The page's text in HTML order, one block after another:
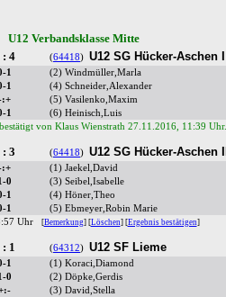
Verbandsklasse Mitte
: 4 (64418) U12 SG Hücker-Aschen I
1 (2) Windmüller,Marla
1 (4) Schneider,Alexander
:+ (5) Vasilenko,Maxim
1 (6) Heinisch,Luis
von Klaus Wienstrath 27.11.2016, 11:39 Uhr.
: 3 (64418) U12 SG Hücker-Aschen II
:+ (1) Jaekel,David
0 (3) Seibel,Isabelle
1 (4) Höner,Theo
1 (5) Ebmeyer,Robin Marie
Uhr [Bemerkung] [Löschen] [Ergebnis bestätigen]
: 1 (64312) U12 SF Lieme
1 (1) Koraci,Diamond
0 (2) Döpke,Gerdis
(3) David,Stella